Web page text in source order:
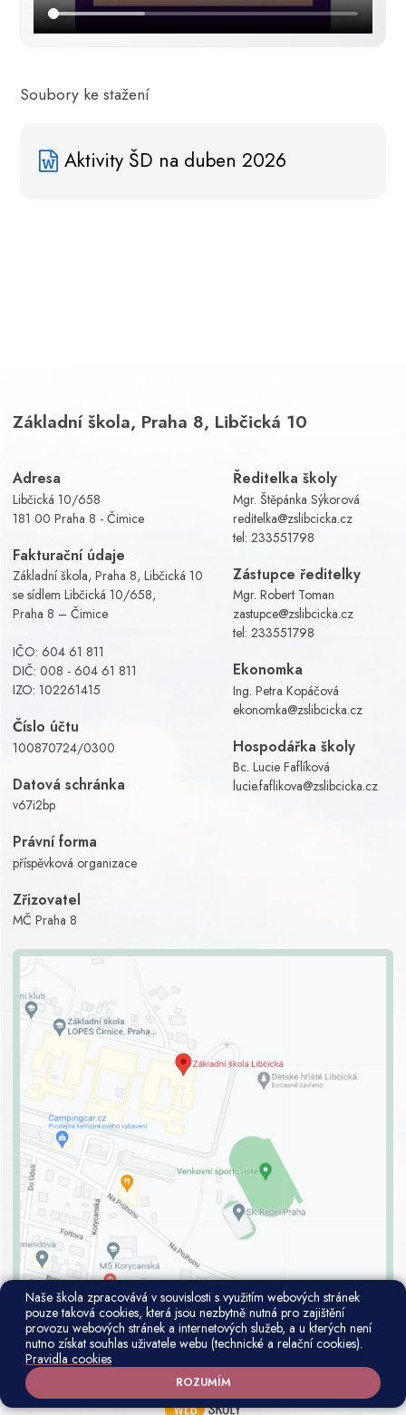
Soubory ke stažení
Aktivity ŠD na duben 2026
Základní škola, Praha 8, Libčická 10
Adresa
Libčická 10/658
181 00 Praha 8 - Čimice
Fakturační údaje
Základní škola, Praha 8, Libčická 10
se sídlem Libčická 10/658,
Praha 8 – Čimice
IČO: 604 61 811
DIČ: 008 - 604 61 811
IZO: 102261415
Číslo účtu
100870724/0300
Datová schránka
v67i2bp
Právní forma
příspěvková organizace
Zřizovatel
MČ Praha 8
Ředitelka školy
Mgr. Štěpánka Sýkorová
reditelka@zslibcicka.cz
tel: 233551798
Zástupce ředitelky
Mgr. Robert Toman
zastupce@zslibcicka.cz
tel: 233551798
Ekonomka
Ing. Petra Kopáčová
ekonomka@zslibcicka.cz
Hospodářka školy
Bc. Lucie Faflíková
lucie.faflikova@zslibcicka.cz
Všechna práva vyhrazena. Copyright © 2026 |Mapa stránek|Přihlásit
Prohlášení o přístupnosti|Pravidla COOKIES|Oznámení protiprávního
jednání|GDPR
Naše škola zpracovává v souvislosti s využitím webových stránek
pouze taková cookies, která jsou nezbytně nutná pro zajištění
provozu webových stránek a internetových služeb, a u kterých není
nutno získat souhlas uživatele webu (technické a relační cookies).
Pravidla cookies
ROZUMÍM